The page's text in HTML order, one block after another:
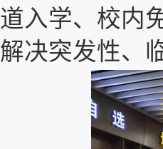
道入学、校内
解决突发性、